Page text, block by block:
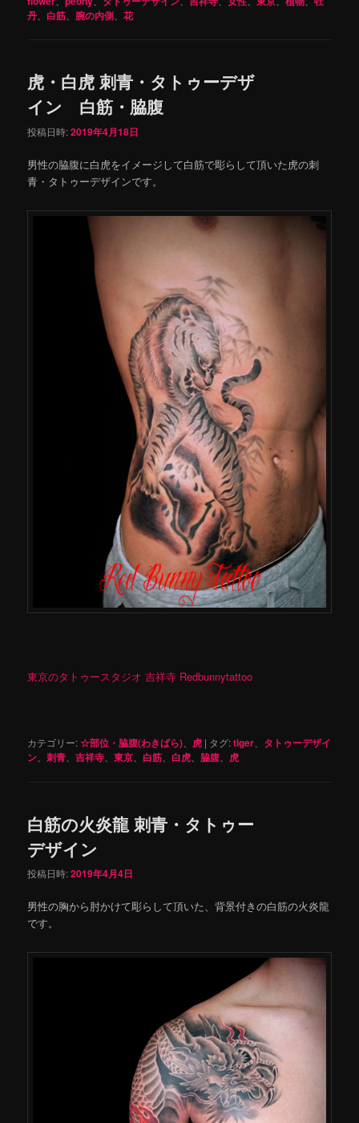
丹
白筋 腕の内側 、花
虎・白虎 刺青・タトゥーデザ
イン 白筋・脇腹
投稿日時:2019年4月18日
男性の脇腹に白虎をイメージして白筋で彫らして頂いた虎の刺
青・タトゥーデザインです。
東京のタトゥースタジオ 吉祥寺 Redbunnytattoo
カテゴリー:☆部位・脇腹(わきばら)、 虎 | タグ:tiger、 タトゥーデザイ
ン、刺青、吉祥寺、東京、 白筋、 白虎、脇腹、 虎
白筋の火炎龍 刺青・タトゥー
デザイン
投稿日時:2019年4月4日
男性の胸から肘かけて彫らして頂いた、背景付きの白筋の火炎龍
です。